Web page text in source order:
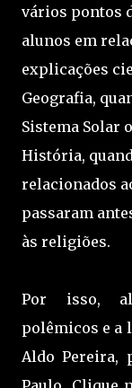
vários pontos
alunos em
explicações
Geografia,
Sistema Solar
História,
relacionados
passaram
às religiões.
Por isso,
polêmicos e a
Aldo Pereira,